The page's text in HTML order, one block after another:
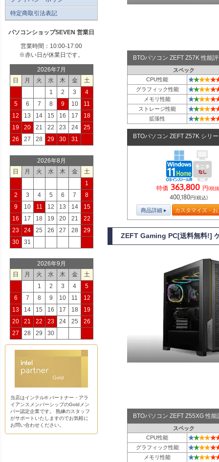
BTOパソコン ZEFT Z57K 性能
スペック
CPU性能
★★★★★
グラフィック性能 ★★★★★
メモリ性能 ★★★★★
ストレージ性能 ★★★★★
拡張性 ★★★★★
BTOパソコン ZEFT Z57K シリ
特価 363,800 円(税
400,180円(税込)
商品詳細 カスタマイズ・
ZEFT Gaming PC[送料無料!]
BTOパソコン ZEFT Z55XG 性
スペック
CPU性能
★★★★★
グラフィック性能 ★★★★★
メモリ性能 ★★★★★
特定商取引法表記
パソコンショップSEVEN 営業日
営業時間：10:00-17:00
※赤い日が休業日です。
2026年7月
日
月 火 水 木 金
土
1
2 3
4
5
6 7 8 9 10
11
12
13 14 15 16 17
18
19
20 21 22 23 24
25
26
27 28 29 30 31
2026年8月
日
月 火 水 木 金
土
1
2
3 4 5 6 7
8
9
10 11 12 13 14
15
16
17 18 19 20 21
22
23
24 25 26 27 28
29
30
31
2026年9月
日
月 火 水 木 金
土
1
2 3 4
5
6
7 8 9 10 11
12
13
14 15 16 17 18
19
20
21 22 23 24 25
26
27
28 29 30
当店はインテル® パートナー・アラ
イアンスメンバーシップのGoldメン
バー認定企業です。 熟練のスタッフ
がサポートいたしますのでお気軽に
お問い合わせください。